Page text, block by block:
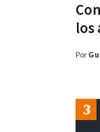
los
Por